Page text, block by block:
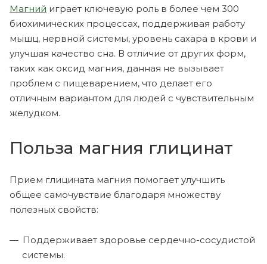
Магний играет ключевую роль в более чем 300
биохимических процессах, поддерживая работу
мышц, нервной системы, уровень сахара в крови и
улучшая качество сна. В отличие от других форм,
таких как оксид магния, данная не вызывает
проблем с пищеварением, что делает его
отличным вариантом для людей с чувствительным
желудком.
Польза магния глицинат
Прием глицината магния помогает улучшить
общее самочувствие благодаря множеству
полезных свойств:
Поддерживает здоровье сердечно-сосудистой
системы.